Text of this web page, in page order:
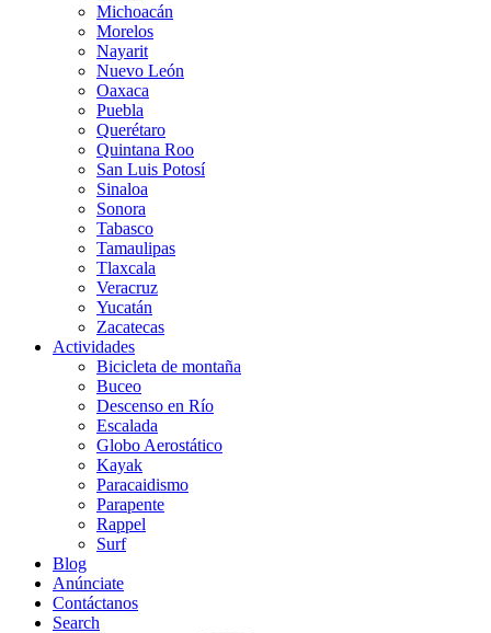
Michoacán
Morelos
Nayarit
Nuevo León
Oaxaca
Puebla
Querétaro
Quintana Roo
San Luis Potosí
Sinaloa
Sonora
Tabasco
Tamaulipas
Tlaxcala
Veracruz
Yucatán
Zacatecas
Actividades
Bicicleta de montaña
Buceo
Descenso en Río
Escalada
Globo Aerostático
Kayak
Paracaidismo
Parapente
Rappel
Surf
Blog
Anúnciate
Contáctanos
Search